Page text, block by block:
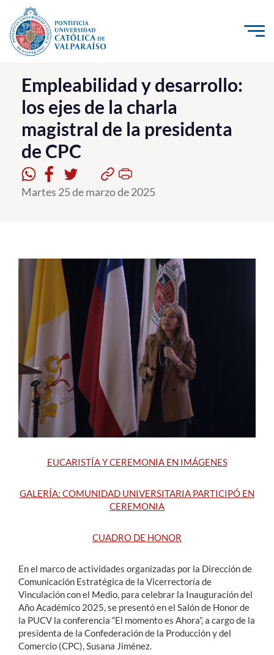
Click acá para ir directamente al contenido
La Universidad
Investigación, Creación e Innovación
PUCV Internacional
Vinculación con el Medio
Admisión
Formación Continua
Estudiantes
Académicos
Funcionarios
Alumni
English
Empleabilidad y desarrollo:
los ejes de la charla
magistral de la presidenta
de CPC
Martes 25 de marzo de 2025
EUCARISTÍA Y CEREMONIA EN IMÁGENES
GALERÍA: COMUNIDAD UNIVERSITARIA PARTICIPÓ EN
CEREMONIA
CUADRO DE HONOR
En el marco de actividades organizadas por la Dirección de
Comunicación Estratégica de la Vicerrectoría de
Vinculación con el Medio, para celebrar la Inauguración del
Año Académico 2025, se presentó en el Salón de Honor de
la PUCV la conferencia “El momento es Ahora”, a cargo de la
presidenta de la Confederación de la Producción y del
Comercio (CPC), Susana Jiménez.